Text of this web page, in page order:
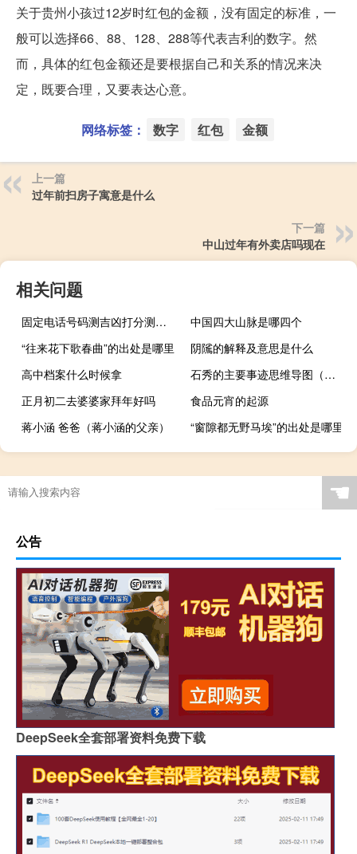
关于贵州小孩过12岁时红包的金额，没有固定的标准，一
般可以选择66、88、128、288等代表吉利的数字。然
而，具体的红包金额还是要根据自己和关系的情况来决
定，既要合理，又要表达心意。
网络标签： 数字 红包 金额
上一篇
过年前扫房子寓意是什么
下一篇
中山过年有外卖店吗现在
相关问题
固定电话号码测吉凶打分测试（固定电话号码测吉凶）
中国四大山脉是哪四个
“往来花下歌春曲”的出处是哪里
阴隲的解释及意思是什么
高中档案什么时候拿
石秀的主要事迹思维导图（石秀的主要事迹）
正月初二去婆婆家拜年好吗
食品元宵的起源
蒋小涵 爸爸（蒋小涵的父亲）
“窗隙都无野马埃”的出处是哪里
☚
公告
DeepSeek全套部署资料免费下载